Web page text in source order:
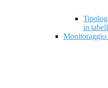
in
Monitoraggio